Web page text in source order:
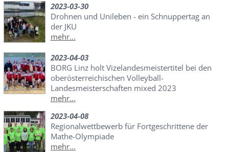
2023-03-30
Drohnen und Unileben - ein Schnuppertag an
der JKU
mehr...
2023-04-03
BORG Linz holt Vizelandesmeistertitel bei den
oberösterreichischen Volleyball-
Landesmeisterschaften mixed 2023
mehr...
2023-04-08
Regionalwettbewerb für Fortgeschrittene der
Mathe-Olympiade
mehr...